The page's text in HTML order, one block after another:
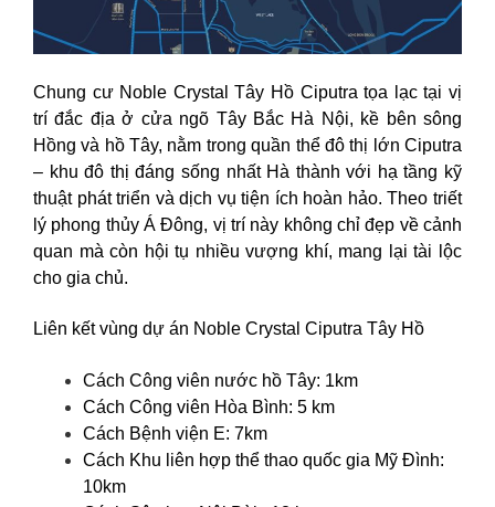
Chung cư Noble Crystal Tây Hồ Ciputra tọa lạc tại vị
trí đắc địa ở cửa ngõ Tây Bắc Hà Nội, kề bên sông
Hồng và hồ Tây, nằm trong quần thể đô thị lớn Ciputra
– khu đô thị đáng sống nhất Hà thành với hạ tầng kỹ
thuật phát triển và dịch vụ tiện ích hoàn hảo. Theo triết
lý phong thủy Á Đông, vị trí này không chỉ đẹp về cảnh
quan mà còn hội tụ nhiều vượng khí, mang lại tài lộc
cho gia chủ.
Liên kết vùng dự án Noble Crystal Ciputra Tây Hồ
Cách Công viên nước hồ Tây: 1km
Cách Công viên Hòa Bình: 5 km
Cách Bệnh viện E: 7km
Cách Khu liên hợp thể thao quốc gia Mỹ Đình:
10km